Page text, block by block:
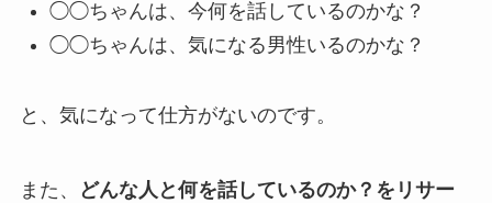
◯◯ちゃんは、今何を話しているのかな？
◯◯ちゃんは、気になる男性いるのかな？
と、気になって仕方がないのです。
また、
どんな人と何を話しているのか？をリサー